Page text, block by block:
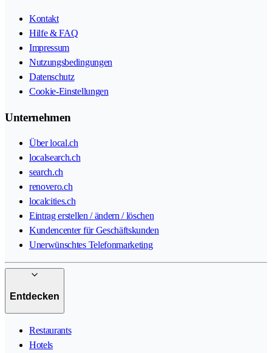
Kontakt
Hilfe & FAQ
Impressum
Nutzungsbedingungen
Datenschutz
Cookie-Einstellungen
Unternehmen
Über local.ch
localsearch.ch
search.ch
renovero.ch
localcities.ch
Eintrag erstellen / ändern / löschen
Kundencenter für Geschäftskunden
Unerwünschtes Telefonmarketing
Entdecken
Restaurants
Hotels